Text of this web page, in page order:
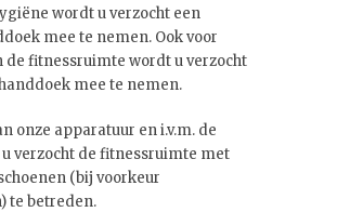
wordt u verzocht een
mee te nemen. Ook voor
de fitnessruimte wordt u verzocht
mee te nemen.
onze apparatuur en i.v.m. de
verzocht de fitnessruimte met
(bij voorkeur
te betreden.